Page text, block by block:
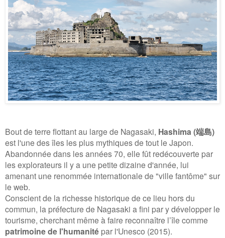
Bout de terre flottant au large de Nagasaki, Hashima (端島)
est l'une des îles les plus mythiques de tout le Japon.
Abandonnée dans les années 70, elle fût redécouverte par
les explorateurs il y a une petite dizaine d'année, lui
amenant une renommée internationale de "ville fantôme" sur
le web.
Conscient de la richesse historique de ce lieu hors du
commun, la préfecture de Nagasaki a fini par y développer le
tourisme, cherchant même à faire reconnaître l’île comme
patrimoine de l'humanité par l'Unesco (2015).